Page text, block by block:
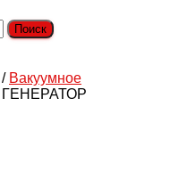
/ Вакуумное